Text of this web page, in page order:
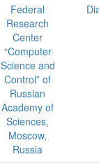
Federal
Research
Center
“Computer
Science and
Control” of
Russian
Academy of
Sciences,
Moscow,
Russia